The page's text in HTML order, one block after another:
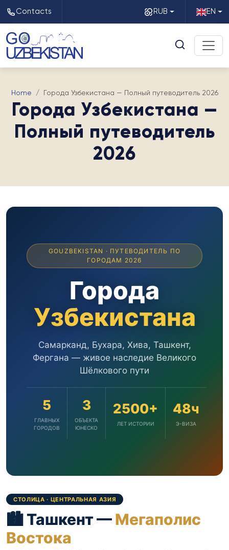
Contacts RUB EN
Home Города Узбекистана — Полный путеводитель 2026
Города Узбекистана —
Полный путеводитель
2026
GOUZBEKISTAN · ПУТЕВОДИТЕЛЬ ПО
ГОРОДАМ 2026
Города
Узбекистана
Самарканд, Бухара, Хива, Ташкент,
Фергана — живое наследие Великого
Шёлкового пути
5
ГЛАВНЫХ
ГОРОДОВ
3
ОБЪЕКТА
ЮНЕСКО
2500+
ЛЕТ ИСТОРИИ
48ч
Э-ВИЗА
СТОЛИЦА · ЦЕНТРАЛЬНАЯ АЗИЯ
🏙️ Ташкент —Мегаполис
Востока